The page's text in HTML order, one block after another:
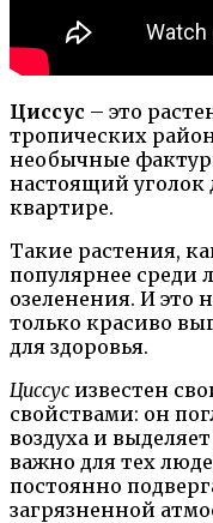
Циссус – это
тропических
необычные
настоящий
квартире.
Такие растения,
популярнее среди
озеленения. И это
только красиво
для здоровья.
Циссус известен
свойствами: он
воздуха и
важно для тех
постоянно
загрязненной